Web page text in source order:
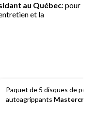
au Québec: pour
et la
Paquet de 5 disques de
autoagrippants Mastercraft